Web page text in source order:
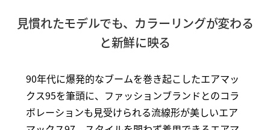
見慣れたモデルでも、カラーリングが変わる
と新鮮に映る
90年代に爆発的なブームを巻き起こしたエアマッ
クス95を筆頭に、ファッションブランドとのコラ
ボレーションも見受けられる流線形が美しいエア